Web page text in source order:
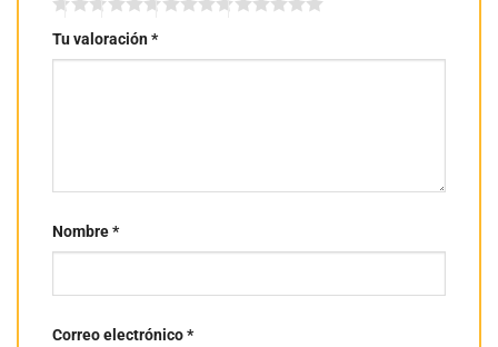
Tu valoración*
Nombre*
Correo electrónico*